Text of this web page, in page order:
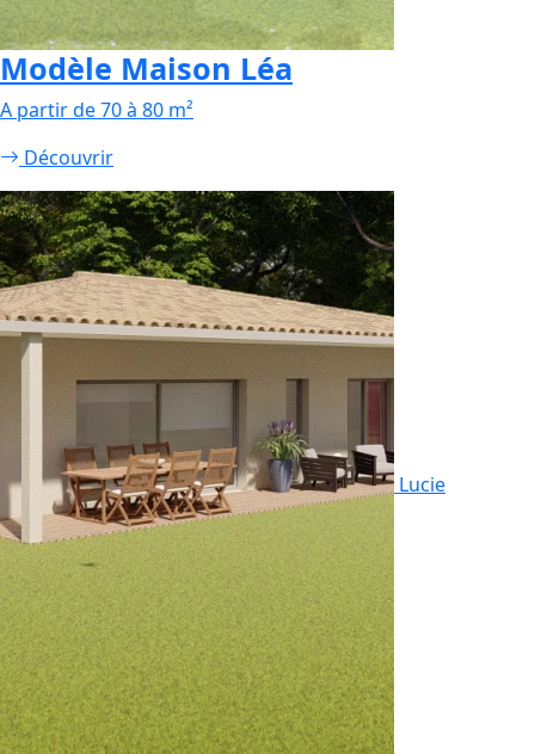
Modèle Maison Léa
A partir de 70 à 80 m²
Découvrir
Lucie